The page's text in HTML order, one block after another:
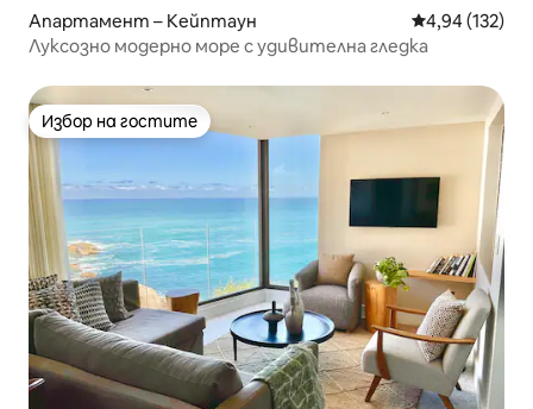
Апартамент – Кейптаун Средна
4,94 (132)
Луксозно модерно море с удивителна гледка
Избор на гостите
Избор на гостите